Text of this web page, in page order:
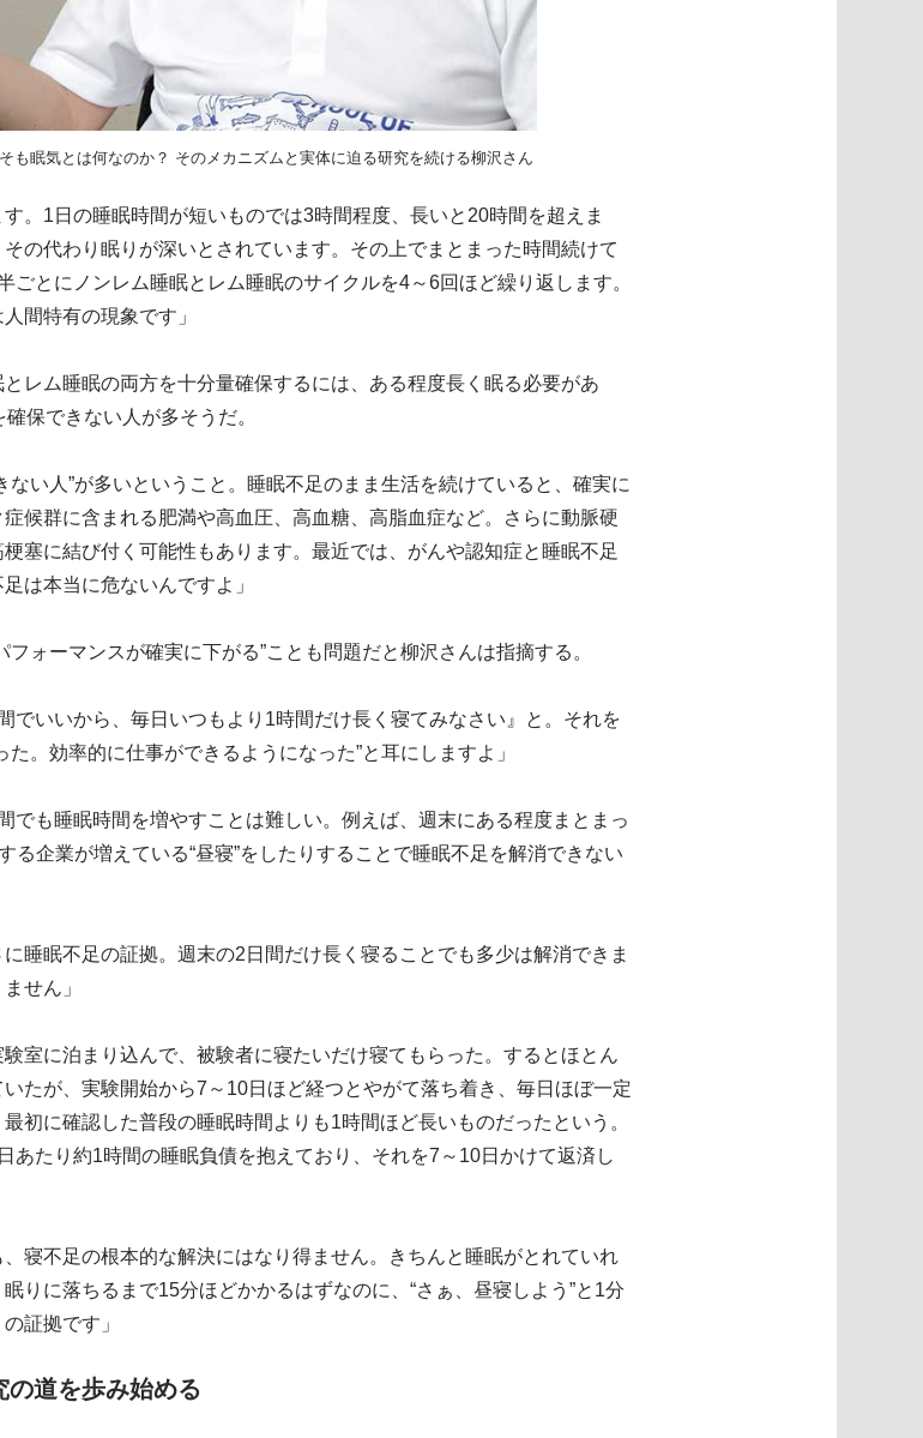
も眠気とは何なのか？ そのメカニズムと実体に迫る研究を続ける柳沢さん
。1日の睡眠時間が短いものでは3時間程度、長いと20時間を超えま
の代わり眠りが深いとされています。その上でまとまった時間続けて
とにノンレム睡眠とレム睡眠のサイクルを4～6回ほど繰り返します。
間特有の現象です」
レム睡眠の両方を十分量確保するには、ある程度長く眠る必要があ
保できない人が多そうだ。
ない人”が多いということ。睡眠不足のまま生活を続けていると、確実に
候群に含まれる肥満や高血圧、高血糖、高脂血症など。さらに動脈硬
塞に結び付く可能性もあります。最近では、がんや認知症と睡眠不足
は本当に危ないんですよ」
ォーマンスが確実に下がる”ことも問題だと柳沢さんは指摘する。
でいいから、毎日いつもより1時間だけ長く寝てみなさい』と。それを
。効率的に仕事ができるようになった”と耳にしますよ」
でも睡眠時間を増やすことは難しい。例えば、週末にある程度まとまっ
る企業が増えている“昼寝”をしたりすることで睡眠不足を解消できない
睡眠不足の証拠。週末の2日間だけ長く寝ることでも多少は解消できま
せん」
室に泊まり込んで、被験者に寝たいだけ寝てもらった。するとほとん
たが、実験開始から7～10日ほど経つとやがて落ち着き、毎日ほぼ一定
初に確認した普段の睡眠時間よりも1時間ほど長いものだったという。
あたり約1時間の睡眠負債を抱えており、それを7～10日かけて返済し
寝不足の根本的な解決にはなり得ません。きちんと睡眠がとれていれ
りに落ちるまで15分ほどかかるはずなのに、“さぁ、昼寝しよう”と1分
証拠です」
道を歩み始める